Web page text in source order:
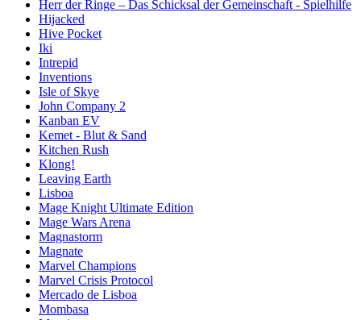
Herr der Ringe – Das Schicksal der Gemeinschaft - Spielhilfe
Hijacked
Hive Pocket
Iki
Intrepid
Inventions
Isle of Skye
John Company 2
Kanban EV
Kemet - Blut & Sand
Kitchen Rush
Klong!
Leaving Earth
Lisboa
Mage Knight Ultimate Edition
Mage Wars Arena
Magnastorm
Magnate
Marvel Champions
Marvel Crisis Protocol
Mercado de Lisboa
Mombasa